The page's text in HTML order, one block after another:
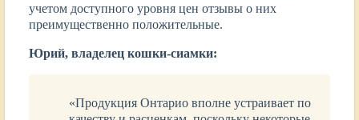
учетом доступного уровня цен отзывы о них
преимущественно положительные.
Юрий, владелец кошки-сиамки:
«Продукция Онтарио вполне устраивает по